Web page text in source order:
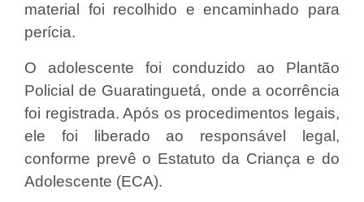
material foi recolhido e encaminhado para
perícia.
O adolescente foi conduzido ao Plantão
Policial de Guaratinguetá, onde a ocorrência
foi registrada. Após os procedimentos legais,
ele foi liberado ao responsável legal,
conforme prevê o Estatuto da Criança e do
Adolescente (ECA).